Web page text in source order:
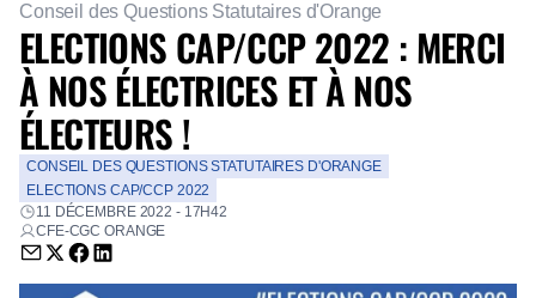
Conseil des Questions Statutaires d'Orange
ELECTIONS CAP/CCP 2022 : MERCI
À NOS ÉLECTRICES ET À NOS
ÉLECTEURS !
CONSEIL DES QUESTIONS STATUTAIRES D'ORANGE
ELECTIONS CAP/CCP 2022
11 DÉCEMBRE 2022 - 17H42
CFE-CGC ORANGE
Envoyer par email (nouvelle fenêtre)
Partager sur Twitter (nouvelle fenêtre)
Partager sur Facebook (nouvelle fenêtre)
Partager sur LinkedIn (nouvelle fenêtre)